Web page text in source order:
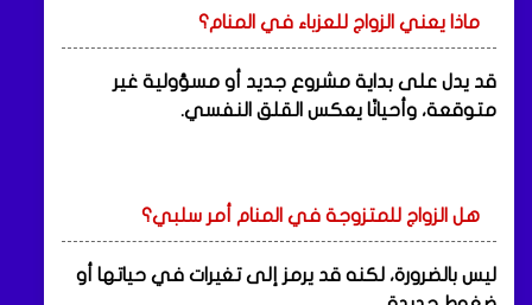
ماذا يعني الزواج للعزباء في المنام؟
قد يدل على بداية مشروع جديد أو مسؤولية غير
متوقعة، وأحيانًا يعكس القلق النفسي.
هل الزواج للمتزوجة في المنام أمر سلبي؟
ليس بالضرورة، لكنه قد يرمز إلى تغيرات في حياتها أو